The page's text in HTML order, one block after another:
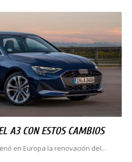
A3 CON ESTOS CAMBIOS
en Europa la renovación del...